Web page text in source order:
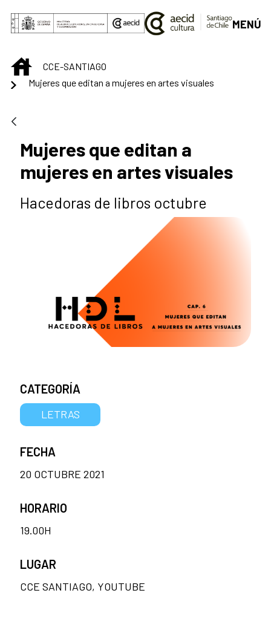
Saltar al contenido principal
MENÚ
INICIOCCE-SANTIAGO
Mujeres que editan a mujeres en artes visuales
Mujeres que editan a
mujeres en artes visuales
Hacedoras de libros octubre
CATEGORÍA
LETRAS
FECHA
20 OCTUBRE 2021
HORARIO
19.00H
LUGAR
CCE SANTIAGO, YOUTUBE